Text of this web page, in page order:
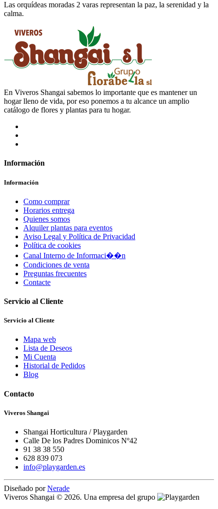
Las orquídeas moradas 2 varas representan la paz, la serenidad y la
calma.
En Viveros Shangai sabemos lo importante que es mantener un
hogar lleno de vida, por eso ponemos a tu alcance un amplio
catálogo de flores y plantas para tu hogar.
Información
Información
Como comprar
Horarios entrega
Quienes somos
Alquiler plantas para eventos
Aviso Legal y Política de Privacidad
Política de cookies
Canal Interno de Informaci��n
Condiciones de venta
Preguntas frecuentes
Contacte
Servicio al Cliente
Servicio al Cliente
Mapa web
Lista de Deseos
Mi Cuenta
Historial de Pedidos
Blog
Contacto
Viveros Shangai
Shangai Horticultura / Playgarden
Calle De los Padres Dominicos Nº42
91 38 38 550
628 839 073
info@playgarden.es
Diseñado porNerade
Viveros Shangai © 2026. Una empresa del grupo